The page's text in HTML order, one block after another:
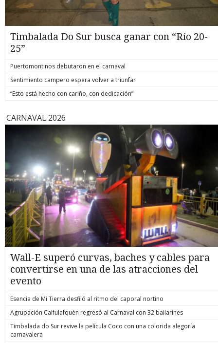
Timbalada Do Sur busca ganar con “Río 20-
25”
Puertomontinos debutaron en el carnaval
Sentimiento campero espera volver a triunfar
“Esto está hecho con cariño, con dedicación”
CARNAVAL 2026
Wall-E superó curvas, baches y cables para
convertirse en una de las atracciones del
evento
Esencia de Mi Tierra desfiló al ritmo del caporal nortino
Agrupación Calfulafquén regresó al Carnaval con 32 bailarines
Timbalada do Sur revive la película Coco con una colorida alegoría
carnavalera